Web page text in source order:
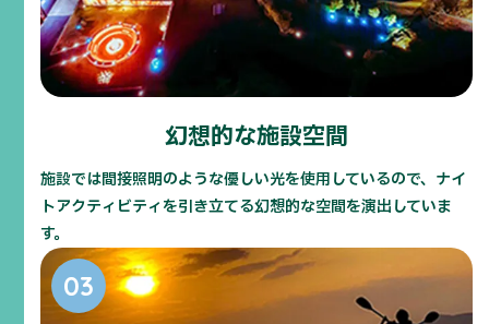
幻想的な施設空間
施設では間接照明のような優しい光を使用しているので、ナイ
トアクティビティを引き立てる幻想的な空間を演出していま
す。
Close Window